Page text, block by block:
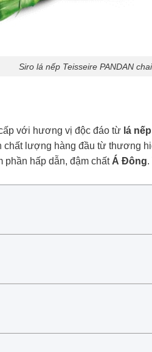
Siro lá nếp Teisseire PANDAN
với hương vị độc đáo từ lá
lượng hàng đầu từ thương
phần hấp dẫn, đậm chất Á Đông.